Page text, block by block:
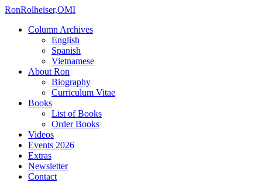
RonRolheiser,OMI
Column Archives
English
Spanish
Vietnamese
About Ron
Biography
Curriculum Vitae
Books
List of Books
Order Books
Videos
Events 2026
Extras
Newsletter
Contact